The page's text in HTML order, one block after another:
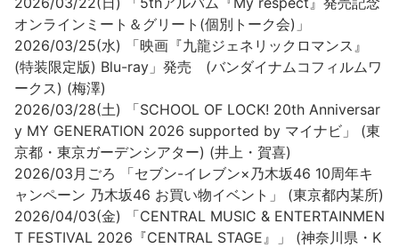
オンラインミート＆グリート(個別トーク会)」
2026/03/25(水) 「映画『九龍ジェネリックロマンス』
(特装限定版) Blu-ray」発売 (バンダイナムコフィルムワ
ークス) (梅澤)
2026/03/28(土) 「SCHOOL OF LOCK! 20th Anniversar
y MY GENERATION 2026 supported by マイナビ」 (東
京都・東京ガーデンシアター) (井上・賀喜)
2026/03月ごろ 「セブン-イレブン×乃木坂46 10周年キ
ャンペーン 乃木坂46 お買い物イベント」 (東京都内某所)
2026/04/03(金) 「CENTRAL MUSIC & ENTERTAINMEN
T FESTIVAL 2026『CENTRAL STAGE』」 (神奈川県・K